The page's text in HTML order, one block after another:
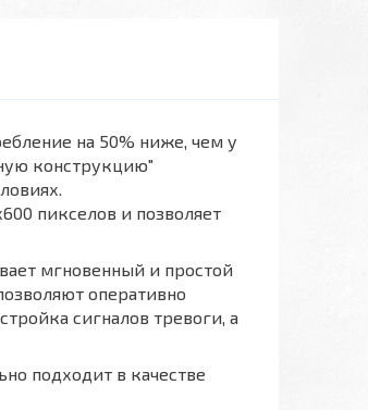
на 50% ниже, чем у
конструкцию"
пикселов и позволяет
мгновенный и простой
оперативно
сигналов тревоги, а
подходит в качестве